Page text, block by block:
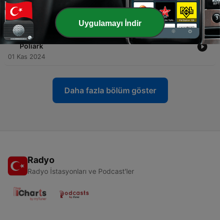
QReal
04 Ara 2024
6 - Başkentten İlham Veren Hikayeler #5 | Eda Erol -
Poliark
01 Kas 2024
Daha fazla bölüm göster
Radyo
Radyo İstasyonları ve Podcast'ler
Uygulamayı İndir